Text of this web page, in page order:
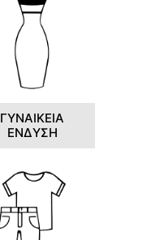
ΓΥΝΑΙΚΕΙΑ
ΕΝΔΥΣΗ